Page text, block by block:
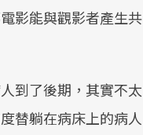
影能與觀影者產生共
到了後期，其實不太
替躺在病床上的病人